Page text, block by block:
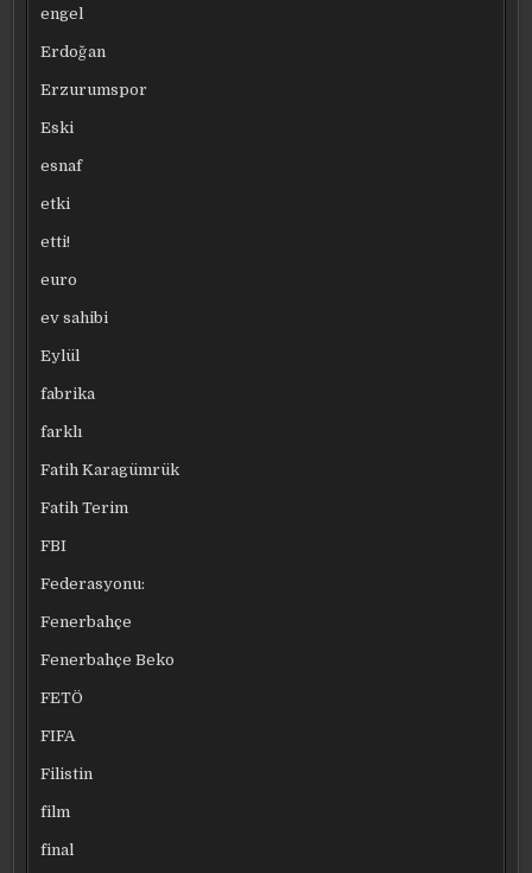
engel
Erdoğan
Erzurumspor
Eski
esnaf
etki
etti!
euro
ev sahibi
Eylül
fabrika
farklı
Fatih Karagümrük
Fatih Terim
FBI
Federasyonu:
Fenerbahçe
Fenerbahçe Beko
FETÖ
FIFA
Filistin
film
final